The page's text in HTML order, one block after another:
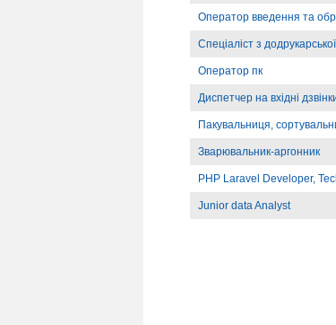
Оператор введення та
Спеціаліст з
Оператор пк
Диспетчер на вхідні
Пакувальниця,
Зварювальник-аргонник
PHP Laravel Developer,
Junior data Analyst